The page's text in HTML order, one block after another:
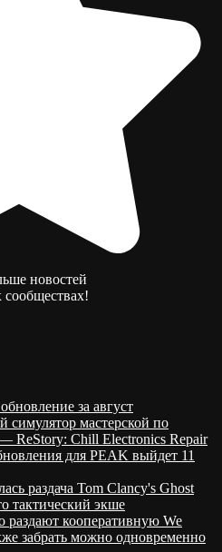
новостей
за август
мастерской по
ReStory: Chill Electronics Repair
для PEAK выйдет 11
раздача Tom Clancy's Ghost
тактический экше
раздают кооперативную We
забрать можно одновременно